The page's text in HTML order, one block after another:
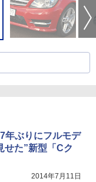
年ぶりにフルモデ
せた”新型「Cク
2014年7月11日